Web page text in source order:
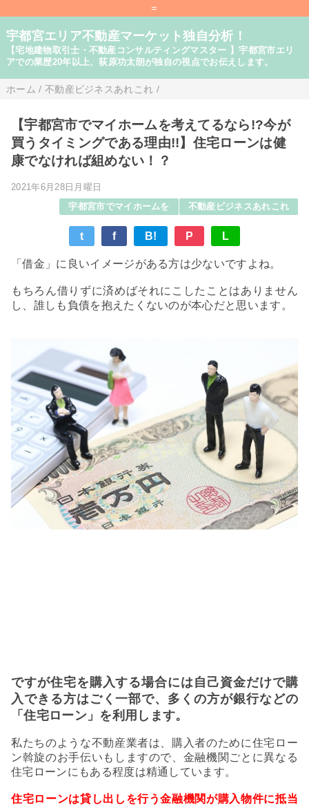
=
宇都宮エリア不動産マーケット独自分析！
【宅地建物取引士・不動産コンサルティングマスター 】宇都宮市エリ
アでの業歴20年以上、荻原功太朗が独自の視点でお伝えします。
ホーム / 不動産ビジネスあれこれ /
【宇都宮市でマイホームを考えてるなら!?今が
買うタイミングである理由!!】住宅ローンは健
康でなければ組めない！？
2021年6月28日月曜日
宇都宮市でマイホームを
不動産ビジネスあれこれ
t f B! P L
「借金」に良いイメージがある方は少ないですよね。
もちろん借りずに済めばそれにこしたことはありません
し、誰しも負債を抱えたくないのが本心だと思います。
ですが住宅を購入する場合には自己資金だけで購
入できる方はごく一部で、多くの方が銀行などの
「住宅ローン」を利用します。
私たちのような不動産業者は、購入者のために住宅ロー
ン斡旋のお手伝いもしますので、金融機関ごとに異なる
住宅ローンにもある程度は精通しています。
住宅ローンは貸し出しを行う金融機関が購入物件に抵当